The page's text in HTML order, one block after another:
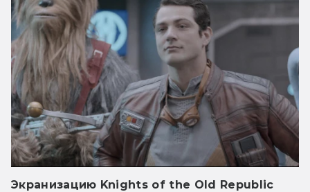
Экранизацию Knights of the Old Republic